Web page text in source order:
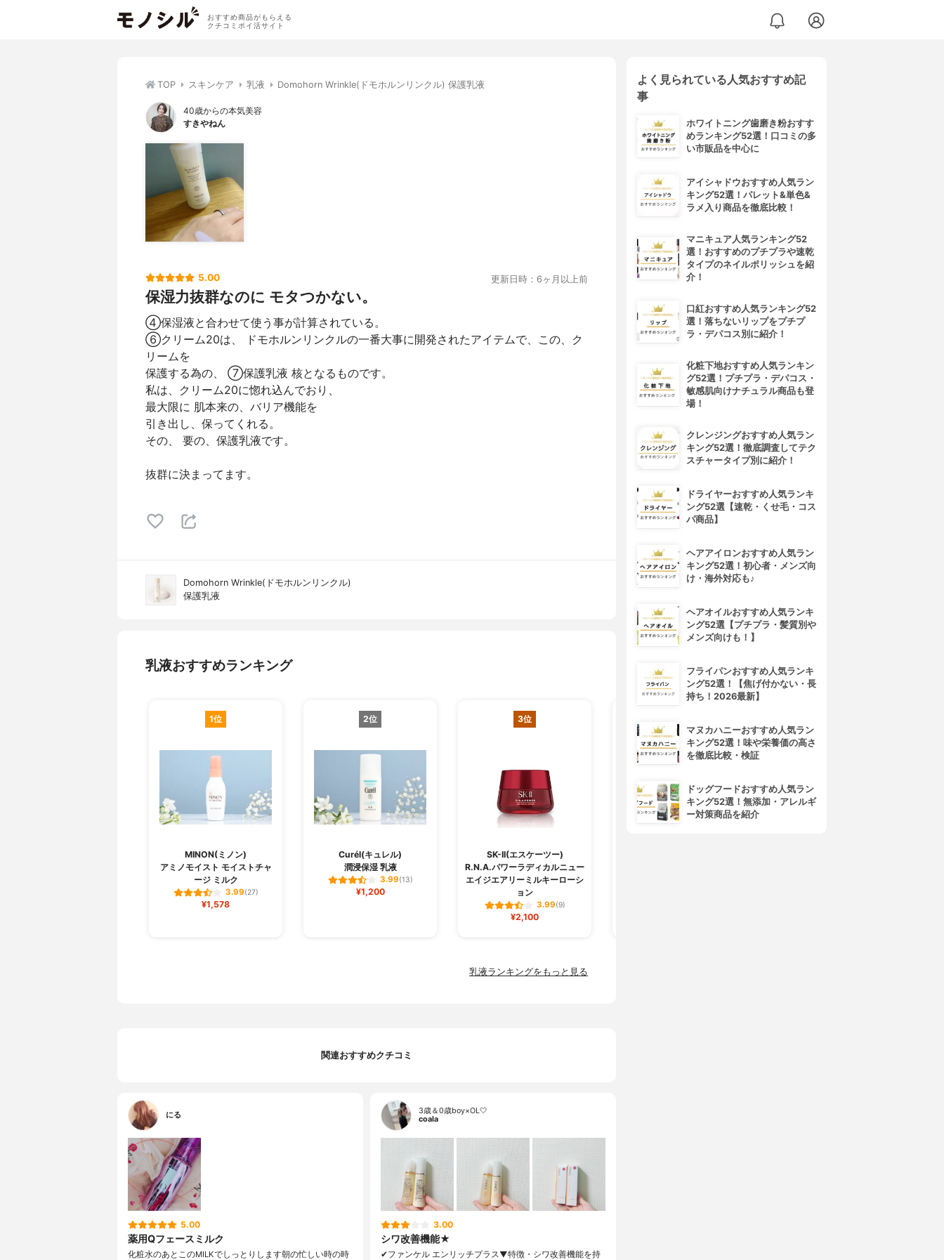
おすすめ商品がもらえる
クチコミポイ活サイト
TOP スキンケア 乳液 Domohorn Wrinkle(ドモホルンリンクル) 保護乳液
40歳からの本気美容
すきやねん
5.00 更新日時：6ヶ月以上前
保湿力抜群なのに モタつかない。
④保湿液と合わせて使う事が計算されている。
⑥クリーム20は、 ドモホルンリンクルの一番大事に開発されたアイテムで、この、ク
リームを
保護する為の、 ⑦保護乳液 核となるものです。
私は、クリーム20に惚れ込んでおり、
最大限に 肌本来の、バリア機能を
引き出し、保ってくれる。
その、 要の、保護乳液です。
抜群に決まってます。
Domohorn Wrinkle(ドモホルンリンクル)
保護乳液
乳液おすすめランキング
1位
MINON(ミノン)
アミノモイスト モイストチャ
ージ ミルク
3.99(27)
¥1,578
2位
Curél(キュレル)
潤浸保湿 乳液
3.99(13)
¥1,200
3位
SK-II(エスケーツー)
R.N.A.パワーラディカルニュー
エイジエアリーミルキーローシ
ョン
3.99(9)
¥2,100
乳液ランキングをもっと見る
関連おすすめクチコミ
にる
5.00
薬用Qフェースミルク
化粧水のあとこのMILKでしっとりします朝の忙しい時の時
3歳＆0歳boy×OL🤍
coala
3.00
シワ改善機能★
✔︎ファンケル エンリッチプラス▼特徴・シワ改善機能を持
よく見られている人気おすすめ記
事
ホワイトニング歯磨き粉おすす
めランキング52選！口コミの多
い市販品を中心に
アイシャドウおすすめ人気ラン
キング52選！パレット&単色&
ラメ入り商品を徹底比較！
マニキュア人気ランキング52
選！おすすめのプチプラや速乾
タイプのネイルポリッシュを紹
介！
口紅おすすめ人気ランキング52
選！落ちないリップをプチプ
ラ・デパコス別に紹介！
化粧下地おすすめ人気ランキン
グ52選！プチプラ・デパコス・
敏感肌向けナチュラル商品も登
場！
クレンジングおすすめ人気ラン
キング52選！徹底調査してテク
スチャータイプ別に紹介！
ドライヤーおすすめ人気ランキ
ング52選【速乾・くせ毛・コス
パ商品】
ヘアアイロンおすすめ人気ラン
キング52選！初心者・メンズ向
け・海外対応も♪
ヘアオイルおすすめ人気ランキ
ング52選【プチプラ・髪質別や
メンズ向けも！】
フライパンおすすめ人気ランキ
ング52選！【焦げ付かない・長
持ち！2026最新】
マヌカハニーおすすめ人気ラン
キング52選！味や栄養価の高さ
を徹底比較・検証
ドッグフードおすすめ人気ラン
キング52選！無添加・アレルギ
ー対策商品を紹介